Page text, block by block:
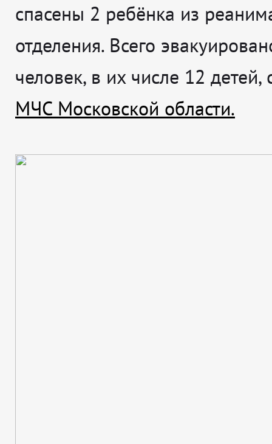
спасены 2 ребёнка из
отделения. Всего
человек, в их числе 12 детей,
МЧС Московской области.